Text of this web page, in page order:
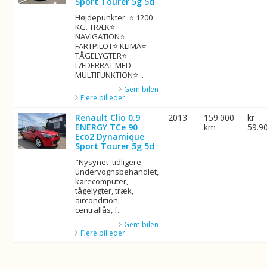
Højdepunkter: ⭐ 1200
KG. TRÆK⭐
NAVIGATION⭐
FARTPILOT⭐ KLIMA⭐
TÅGELYGTER⭐
LÆDERRAT MED
MULTIFUNKTION⭐...
Gem bilen
Flere billeder
Renault Clio 0.9
ENERGY TCe 90
Eco2 Dynamique
Sport Tourer 5g 5d
"Nysynet .tidligere
undervognsbehandlet,
kørecomputer,
tågelygter, træk,
aircondition,
centrallås, f...
Gem bilen
Flere billeder
2013
159.000
km
kr